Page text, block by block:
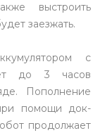
выстроить
заезжать.
с
до 3 часов
Пополнение
помощи док-
продолжает